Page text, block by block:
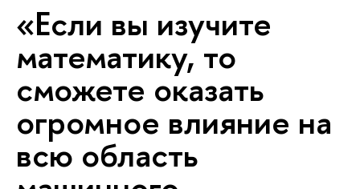
«Если вы изучите
математику, то
сможете оказать
огромное влияние на
всю область